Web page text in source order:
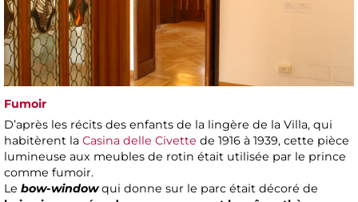
Fumoir
D’après les récits des enfants de la lingère de la Villa, qui
habitèrent la Casina delle Civette de 1916 à 1939, cette pièce
lumineuse aux meubles de rotin était utilisée par le prince
comme fumoir.
Le bow-windowqui donne sur le parc était décoré de